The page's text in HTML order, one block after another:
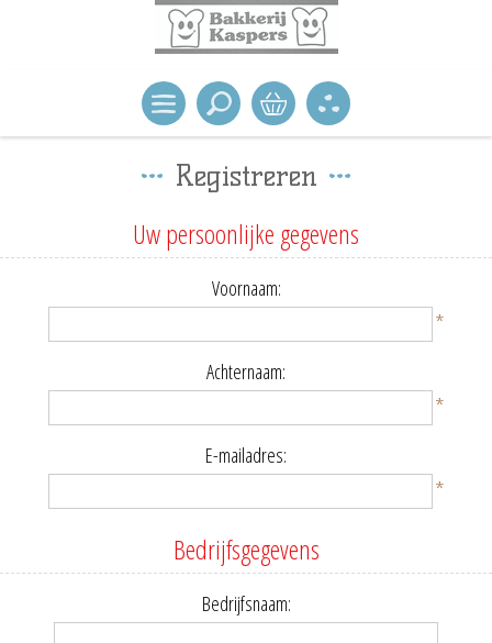
Registreren
Uw persoonlijke gegevens
Voornaam:
*
Achternaam:
*
E-mailadres:
*
Bedrijfsgegevens
Bedrijfsnaam: